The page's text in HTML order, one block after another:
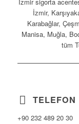
İzmir,
Karabağlar,
Manisa, Muğla,
tüm
TELEFON
+90 232 489 20 30